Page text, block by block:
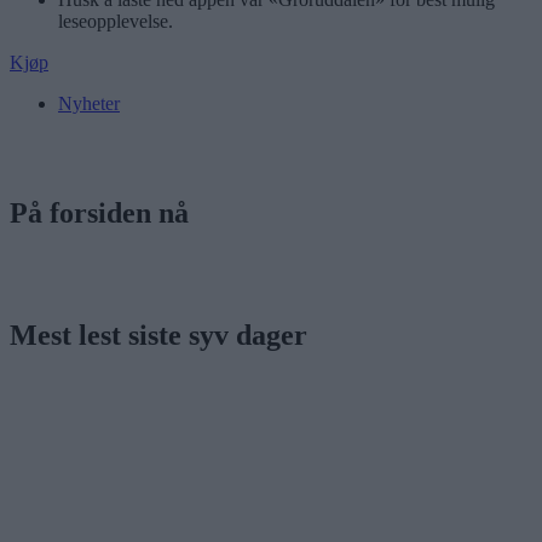
leseopplevelse.
Kjøp
Nyheter
På forsiden nå
Mest lest siste syv dager